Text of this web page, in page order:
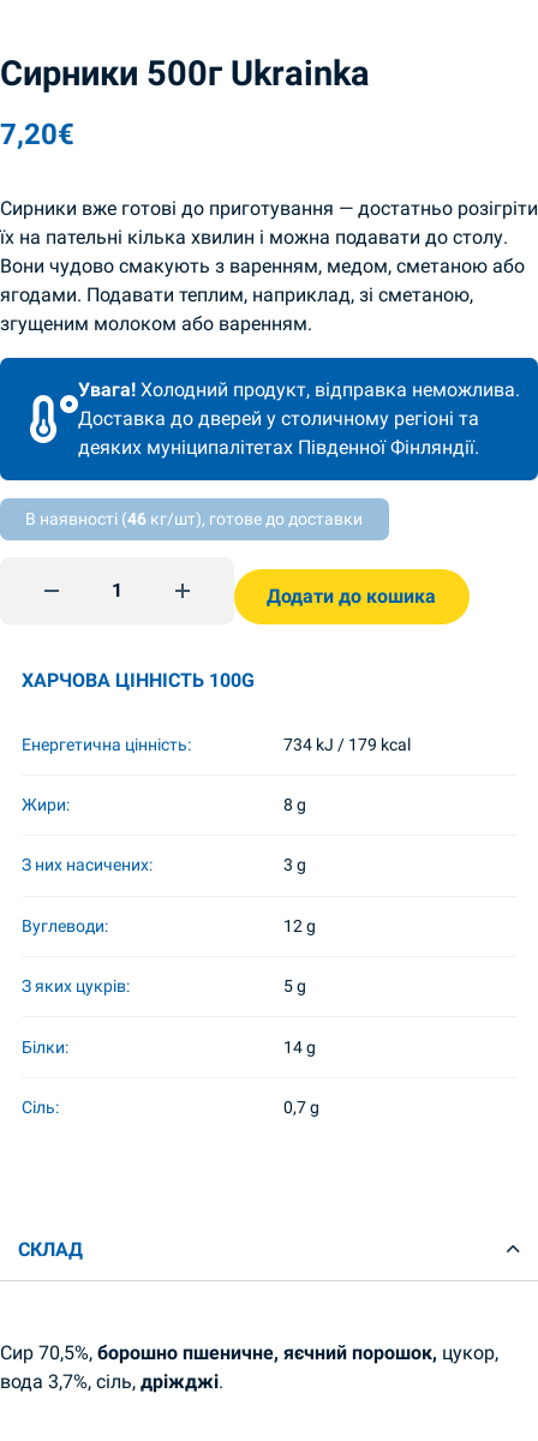
Сирники 500г Ukrainka
7,20€
Сирники вже готові до приготування — достатньо розігріти
їх на пательні кілька хвилин і можна подавати до столу.
Вони чудово смакують з варенням, медом, сметаною або
ягодами. Подавати теплим, наприклад, зі сметаною,
згущеним молоком або варенням.
Увага! Холодний продукт, відправка неможлива.
Доставка до дверей у столичному регіоні та
деяких муніципалітетах Південної Фінляндії.
В наявності (46 кг/шт), готове до доставки
Сирники 500г Ukrainka quantity
Додати до кошика
ХАРЧОВА ЦІННІСТЬ 100G
Енергетична цінність: 734 kJ / 179 kcal
Жири: 8 g
З них насичених: 3 g
Вуглеводи: 12 g
З яких цукрів: 5 g
Білки: 14 g
Сіль: 0,7 g
СКЛАД
Сир 70,5%, борошно пшеничне, яєчний порошок, цукор,
вода 3,7%, сіль, дріжджі.